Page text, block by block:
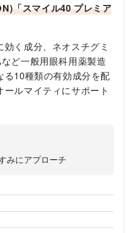
「スマイル40 プレミア
く成分、ネオスチグミ
ど一般用眼科用薬製造
10種類の有効成分を配
ルマイティにサポート
みにアプローチ